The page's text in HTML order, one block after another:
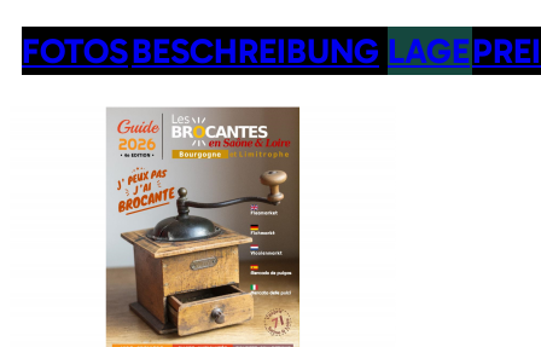
FOTOSBESCHREIBUNG LAGE